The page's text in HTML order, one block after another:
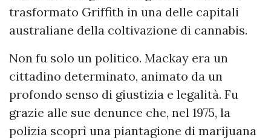
trasformato Griffith in una delle capitali
australiane della coltivazione di cannabis.
Non fu solo un politico. Mackay era un
cittadino determinato, animato da un
profondo senso di giustizia e legalità. Fu
grazie alle sue denunce che, nel 1975, la
polizia scoprì una piantagione di marijuana